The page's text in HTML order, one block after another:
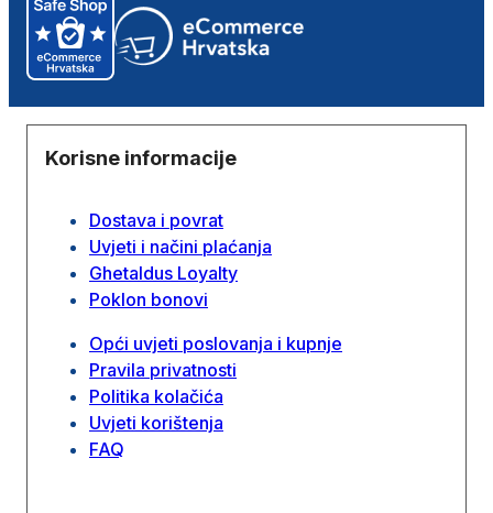
Korisne informacije
Dostava i povrat
Uvjeti i načini plaćanja
Ghetaldus Loyalty
Poklon bonovi
Opći uvjeti poslovanja i kupnje
Pravila privatnosti
Politika kolačića
Uvjeti korištenja
FAQ